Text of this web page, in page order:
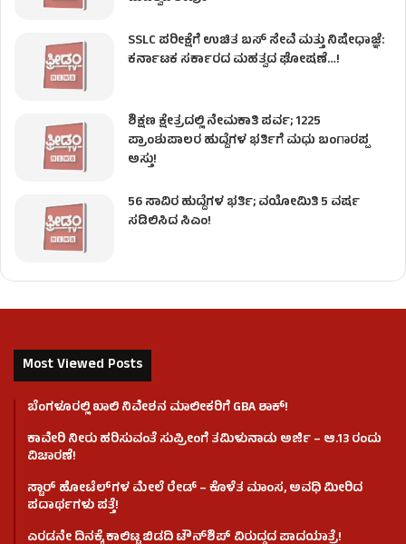
SSLC ಪರೀಕ್ಷೆಗೆ ಉಚಿತ ಬಸ್ ಸೇವೆ ಮತ್ತು ನಿಷೇಧಾಜ್ಞೆ:
ಕರ್ನಾಟಕ ಸರ್ಕಾರದ ಮಹತ್ವದ ಘೋಷಣೆ…!
ಶಿಕ್ಷಣ ಕ್ಷೇತ್ರದಲ್ಲಿ ನೇಮಕಾತಿ ಪರ್ವ; 1225
ಪ್ರಾಂಶುಪಾಲರ ಹುದ್ದೆಗಳ ಭರ್ತಿಗೆ ಮಧು ಬಂಗಾರಪ್ಪ
ಅಸ್ತು!
56 ಸಾವಿರ ಹುದ್ದೆಗಳ ಭರ್ತಿ; ವಯೋಮಿತಿ 5 ವರ್ಷ
ಸಡಿಲಿಸಿದ ಸಿಎಂ!
Most Viewed Posts
ಬೆಂಗಳೂರಲ್ಲಿ ಖಾಲಿ ನಿವೇಶನ ಮಾಲೀಕರಿಗೆ GBA ಶಾಕ್!
ಕಾವೇರಿ ನೀರು ಹರಿಸುವಂತೆ ಸುಪ್ರೀಂಗೆ ತಮಿಳುನಾಡು ಅರ್ಜಿ – ಆ.13 ರಂದು
ವಿಚಾರಣೆ!
ಸ್ಟಾರ್ ಹೋಟೆಲ್​​​ಗಳ ಮೇಲೆ ರೇಡ್ – ಕೊಳೆತ ಮಾಂಸ, ಅವಧಿ ಮೀರಿದ
ಪದಾರ್ಥಗಳು ಪತ್ತೆ!
ಎರಡನೇ ದಿನಕ್ಕೆ ಕಾಲಿಟ್ಟ ಬಿಡದಿ ಟೌನ್​ಶಿಪ್ ವಿರುದ್ಧದ ಪಾದಯಾತ್ರೆ!